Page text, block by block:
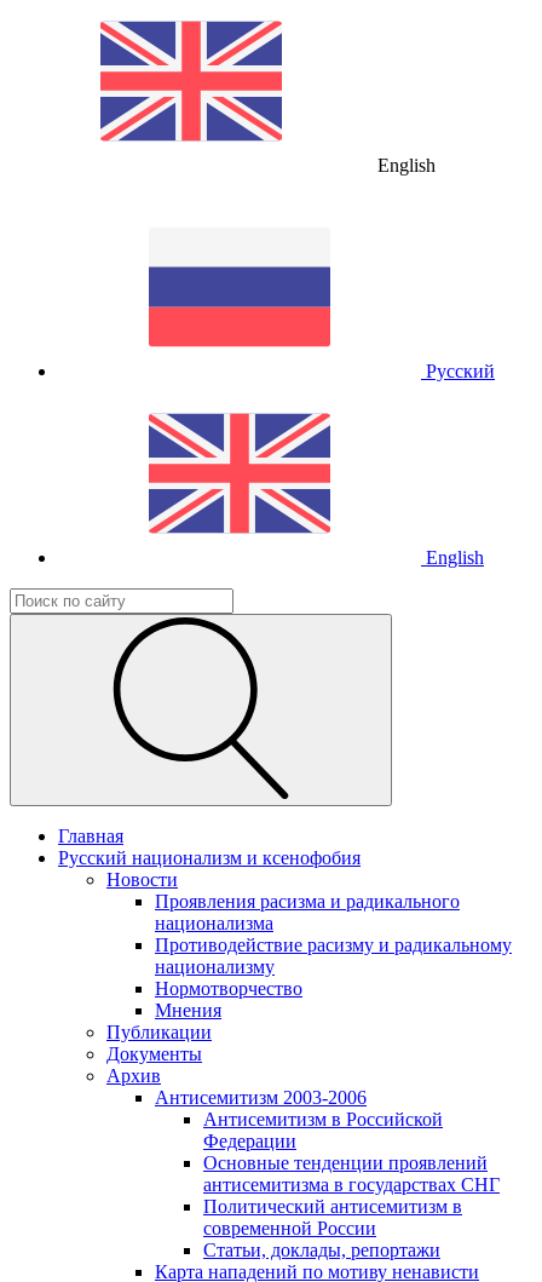
English
Русский
English
Главная
Русский национализм и ксенофобия
Новости
Проявления расизма и радикального
национализма
Противодействие расизму и радикальному
национализму
Нормотворчество
Мнения
Публикации
Документы
Архив
Антисемитизм 2003-2006
Антисемитизм в Российской
Федерации
Основные тенденции проявлений
антисемитизма в государствах СНГ
Политический антисемитизм в
современной России
Статьи, доклады, репортажи
Карта нападений по мотиву ненависти